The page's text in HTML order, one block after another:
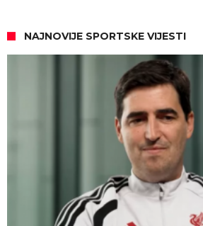
NAJNOVIJE SPORTSKE VIJESTI